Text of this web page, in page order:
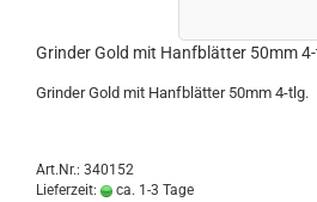
Grinder Gold mit Hanfblätter 50mm
Grinder Gold mit Hanfblätter 50mm 4-tlg.
Art.Nr.: 340152
Lieferzeit:
ca. 1-3 Tage